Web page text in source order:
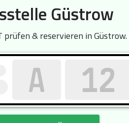
Güstrow
prüfen & reservieren in